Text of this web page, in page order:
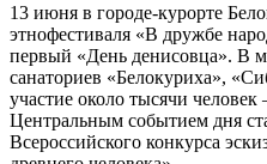
13 июня в городе-курорте
этнофестиваля «В дружбе
первый «День денисовца». В
санаториев «Белокуриха»,
участие около тысячи
Центральным событием дня
Всероссийского конкурса